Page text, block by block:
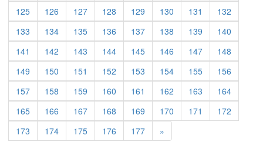
125
126 127 128 129 130 131
132
133
134 135 136 137 138 139
140
141
142 143 144 145 146 147
148
149
150 151 152 153 154 155
156
157
158 159 160 161 162 163
164
165
166 167 168 169 170 171
172
173
174 175 176 177 »